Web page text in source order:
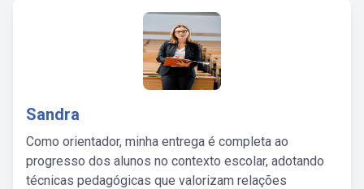
Sandra
Como orientador, minha entrega é completa ao
progresso dos alunos no contexto escolar, adotando
técnicas pedagógicas que valorizam relações